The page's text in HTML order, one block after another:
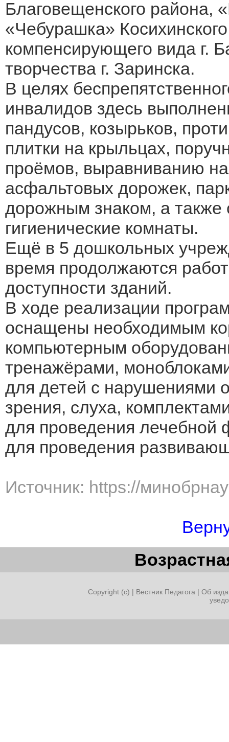
Благовещенского района,
«Чебурашка»
компенсирующего вида г.
творчества г. Заринска.
В целях
инвалидов здесь
пандусов, козырьков,
плитки на крыльцах,
проёмов, выравниванию
асфальтовых дорожек,
дорожным знаком, а также
гигиенические комнаты.
Ещё в 5 дошкольных
время продолжаются
доступности зданий.
В ходе реализации
оснащены необходимым
компьютерным
тренажёрами,
для детей с нарушениями
зрения, слуха,
для проведения лечебной
для проведения
Источник: https://
Copyright (c) | Вестник Педагога | Об